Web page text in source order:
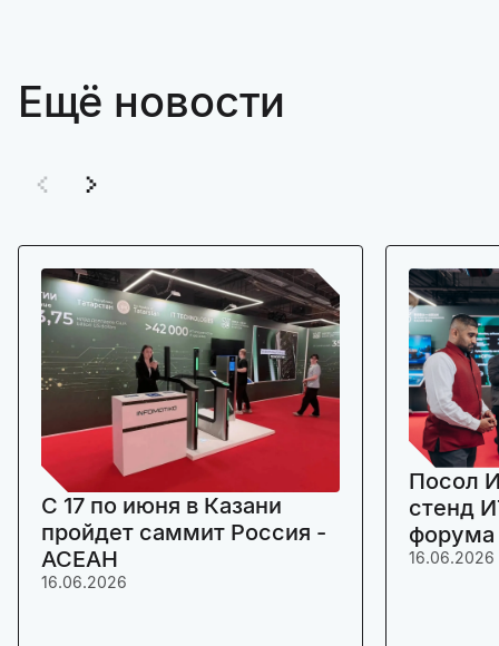
Ещё новости
C 17 по июня в Казани
пройдет саммит Россия -
АСЕАН
16.06.2026
Посол
стенд
16.06.2026